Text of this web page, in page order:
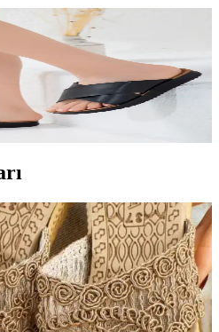
Günümüzdeki Yeri ve
Yaklaşımlar
motifleri modern tekniklerle
ve çağdaş sanat dünyasında